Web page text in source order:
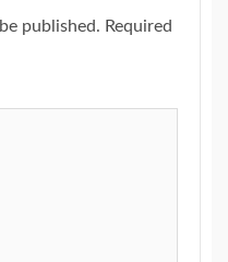
published. Required